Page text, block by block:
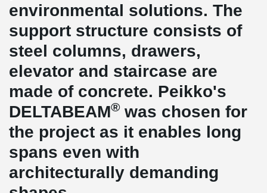
environmental solutions. The
support structure consists of
steel columns, drawers,
elevator and staircase are
made of concrete. Peikko's
DELTABEAM® was chosen for
the project as it enables long
spans even with
architecturally demanding